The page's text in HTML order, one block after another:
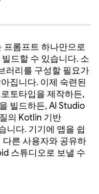
프롬프트 하나만으로
드할 수 있습니다. 소
러리를 구성할 필요가
집니다. 이제 숙련된
토타입을 제작하든,
빌드하든, AI Studio
의 Kotlin 기반
니다. 기기에 앱을 쉽
른 사용자와 공유하
스튜디오로 보낼 수